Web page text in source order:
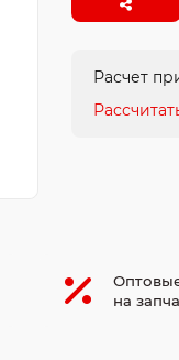
Расчет
на